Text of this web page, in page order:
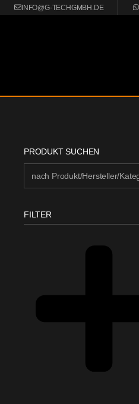
INFO@G-TECHGMBH.DE
PRODUKT SUCHEN
FILTER